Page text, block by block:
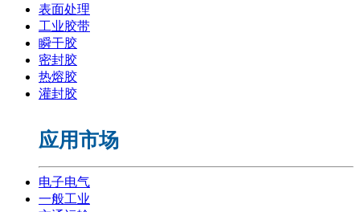
表面处理
工业胶带
瞬干胶
密封胶
热熔胶
灌封胶
应用市场
电子电气
一般工业